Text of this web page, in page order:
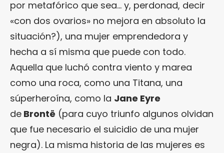
por metafórico que sea… y, perdonad, decir
«con dos ovarios» no mejora en absoluto la
situación?), una mujer emprendedora y
hecha a sí misma que puede con todo.
Aquella que luchó contra viento y marea
como una roca, como una Titana, una
súperheroína, como la Jane Eyre
de Brontë (para cuyo triunfo algunos olvidan
que fue necesario el suicidio de una mujer
negra). La misma historia de las mujeres es